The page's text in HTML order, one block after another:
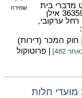
שמירה
בית
משפט השלום בתל אביב, ת"א 36359-06-16 אילן
ערקובי,
| חוק המכר (דירות)
482] | פרוטוקול
חלות